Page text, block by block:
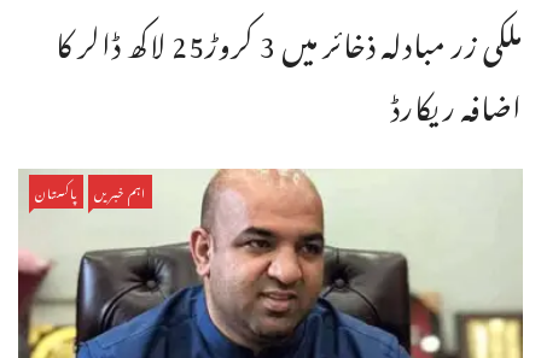
ملکی زر مبادلہ ذخائر میں 3 کروڑ25 لاکھ ڈالر کا
اضافہ ریکارڈ
اہم خبریں پاکستان